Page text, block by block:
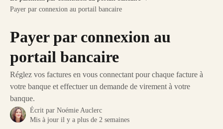
Payer par connexion au portail bancaire
Payer par connexion au
portail bancaire
Réglez vos factures en vous connectant pour chaque facture à
votre banque et effectuer un demande de virement à votre
banque.
Écrit par Noémie Auclerc
Mis à jour il y a plus de 2 semaines